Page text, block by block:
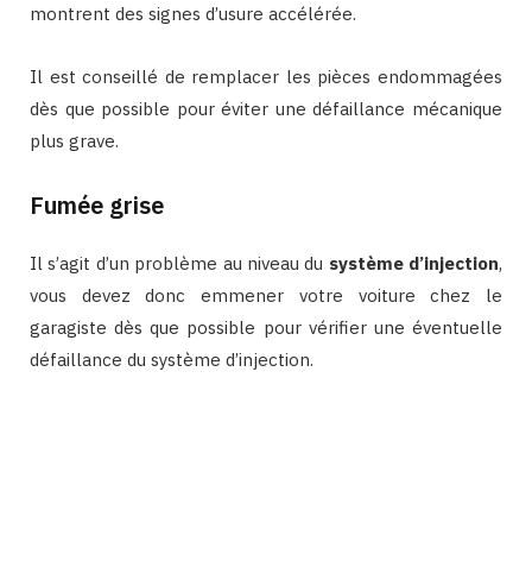
montrent des signes d’usure accélérée.
Il est conseillé de remplacer les pièces endommagées
dès que possible pour éviter une défaillance mécanique
plus grave.
Fumée grise
Il s’agit d’un problème au niveau du système d’injection,
vous devez donc emmener votre voiture chez le
garagiste dès que possible pour vérifier une éventuelle
défaillance du système d’injection.